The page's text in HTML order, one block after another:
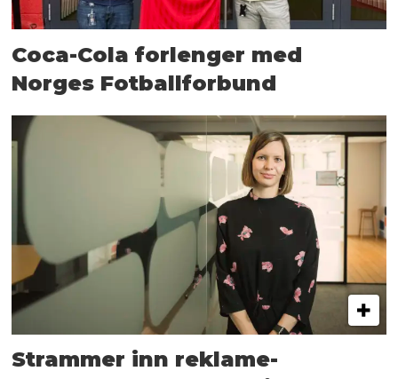
Coca-Cola forlenger med
Norges Fotballforbund
Strammer inn reklame-